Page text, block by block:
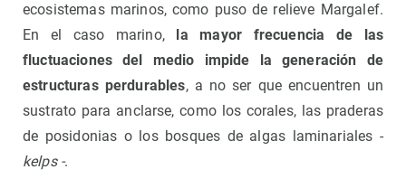
ecosistemas marinos, como puso de relieve Margalef.
En el caso marino,la mayor frecuencia de las
fluctuaciones del medio impide la generación de
estructuras perdurables, a no ser que encuentren un
sustrato para anclarse, como los corales, las praderas
de posidonias o los bosques de algas laminariales -
kelps -.